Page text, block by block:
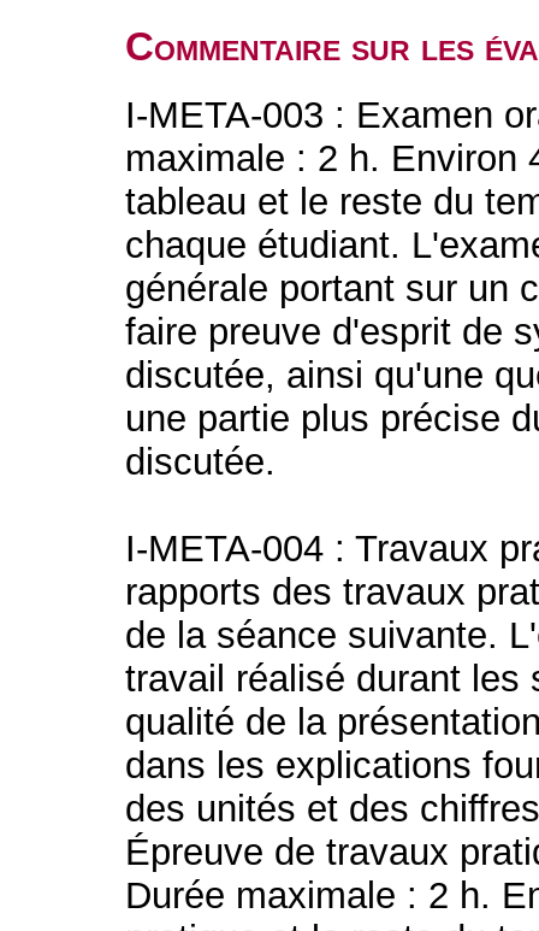
Commentaire sur les
I-META-003 : Examen
maximale : 2 h. Environ
tableau et le reste du
chaque étudiant.
générale portant sur un
faire preuve d'esprit de
discutée, ainsi qu'une
une partie plus précise
discutée.
I-META-004 : Travaux
rapports des travaux
de la séance suivante.
travail réalisé durant les
qualité de la
dans les explications
des unités et des
Épreuve de travaux
Durée maximale : 2 h.